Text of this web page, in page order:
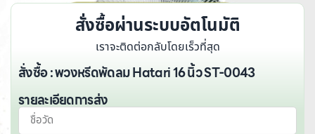
สั่งซื้อผ่านระบบอัตโนมัติ
เราจะติดต่อกลับโดยเร็วที่สุด
สั่งซื้อ : พวงหรีดพัดลม Hatari 16 นิ้ว ST-0043
รายละเอียดการส่ง